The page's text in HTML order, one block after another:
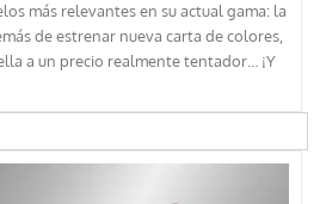
más relevantes en su actual gama: la
de estrenar nueva carta de colores,
a un precio realmente tentador… ¡Y